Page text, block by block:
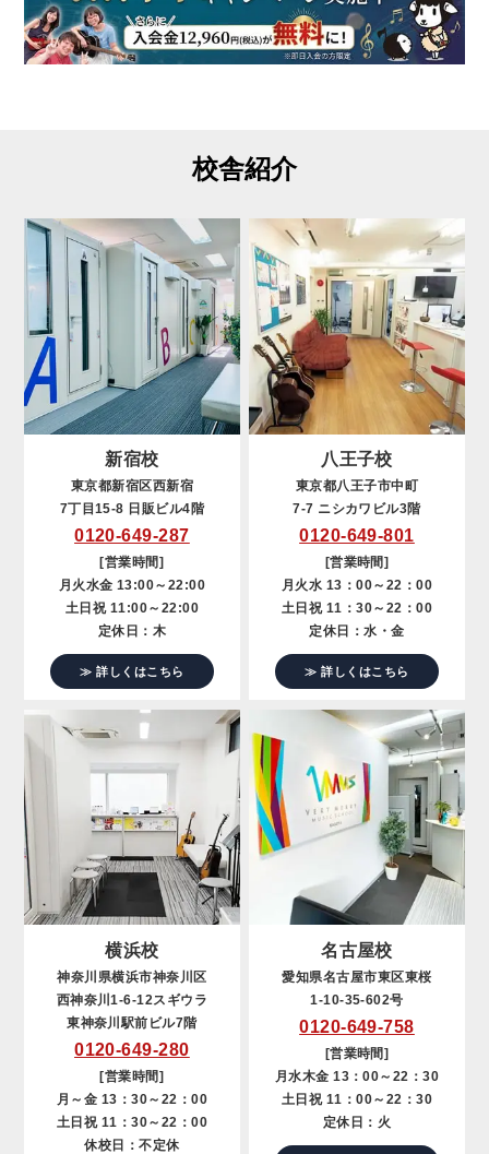
校舎紹介
新宿校
東京都新宿区西新宿
7丁目15-8 日販ビル4階
0120-649-287
[営業時間]
月火水金 13:00～22:00
土日祝 11:00～22:00
定休日：木
≫ 詳しくはこちら
八王子校
東京都八王子市中町
7-7 ニシカワビル3階
0120-649-801
[営業時間]
月火水 13：00～22：00
土日祝 11：30～22：00
定休日：水・金
≫ 詳しくはこちら
横浜校
神奈川県横浜市神奈川区
西神奈川1-6-12スギウラ
東神奈川駅前ビル7階
0120-649-280
[営業時間]
月～金 13：30～22：00
土日祝 11：30～22：00
休校日：不定休
名古屋校
愛知県名古屋市東区東桜
1-10-35-602号
0120-649-758
[営業時間]
月水木金 13：00～22：30
土日祝 11：00～22：30
定休日：火